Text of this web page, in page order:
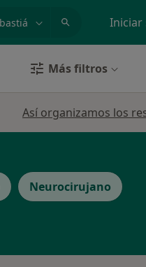
Iniciar
Más filtros
Así organizamos los
Neurocirujano